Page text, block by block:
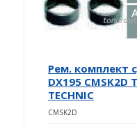
Рем. комплект
DX195 CMSK2D
TECHNIC
CMSK2D